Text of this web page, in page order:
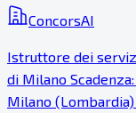
ConcorsAI
Istruttore dei
di Milano
Milano